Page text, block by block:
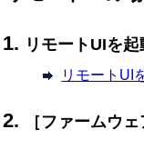
リモートUIを起
リモートUI
［ ファームウ